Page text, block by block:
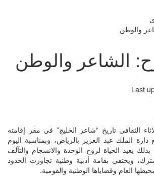
والوطن
الشاعر والوطن
Last
الثقافي تاريخ “شاعر الخليج” في مقر إقامته
دارة الملك عبد العزيز بالرياض، وبمناسبة اليوم
يعيد الحياة لروح الوحدة والانسجام والتآلف
ويحتفي بقامة أدبية وطنية تجاوزت الحدود
العام وقضاياها الوطنية والقومية.